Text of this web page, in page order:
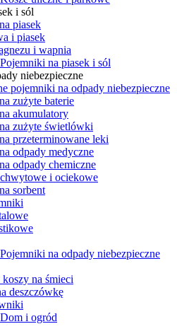
i sól
piasek
i piasek
i wapnia
na piasek i sól
niebezpieczne
pojemniki na odpady niebezpieczne
zużyte baterie
akumulatory
zużyte świetlówki
przeterminowane leki
odpady medyczne
odpady chemiczne
i ociekowe
sorbent
na odpady niebezpieczne
na śmieci
deszczówkę
i ogród